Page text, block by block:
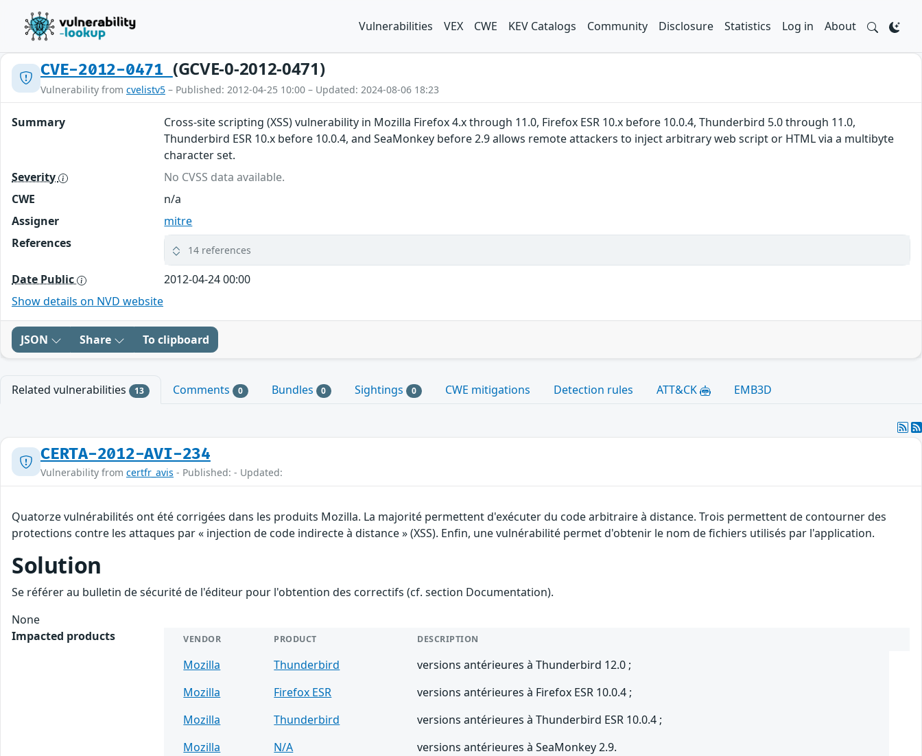
Vulnerabilities VEX CWE KEV Catalogs Community Disclosure Statistics Log in About
CVE-2012-0471 (GCVE-0-2012-0471)
Vulnerability from cvelistv5 – Published: 2012-04-25 10:00 – Updated: 2024-08-06 18:23
Summary
Cross-site scripting (XSS) vulnerability in Mozilla Firefox 4.x through 11.0, Firefox ESR 10.x before 10.0.4, Thunderbird 5.0 through 11.0,
Thunderbird ESR 10.x before 10.0.4, and SeaMonkey before 2.9 allows remote attackers to inject arbitrary web script or HTML via a multibyte
character set.
Severity
No CVSS data available.
CWE
n/a
Assigner
mitre
References
14 references
Date Public
2012-04-24 00:00
Show details on NVD website
JSON Share To clipboard
Related vulnerabilities 13 Comments 0 Bundles 0 Sightings 0 CWE mitigations Detection rules ATT&CK EMB3D
CERTA-2012-AVI-234
Vulnerability from certfr_avis - Published: - Updated:
Quatorze vulnérabilités ont été corrigées dans les produits Mozilla. La majorité permettent d'exécuter du code arbitraire à distance. Trois permettent de contourner des
protections contre les attaques par « injection de code indirecte à distance » (XSS). Enfin, une vulnérabilité permet d'obtenir le nom de fichiers utilisés par l'application.
Solution
Se référer au bulletin de sécurité de l'éditeur pour l'obtention des correctifs (cf. section Documentation).
None
Impacted products
VENDOR PRODUCT DESCRIPTION
Mozilla Thunderbird
versions antérieures à Thunderbird 12.0 ;
Mozilla
Firefox ESR
versions antérieures à Firefox ESR 10.0.4 ;
Mozilla
Thunderbird
versions antérieures à Thunderbird ESR 10.0.4 ;
Mozilla
N/A
versions antérieures à SeaMonkey 2.9.